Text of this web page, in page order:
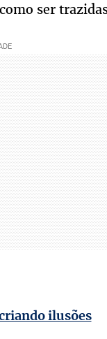
ser
ilusões